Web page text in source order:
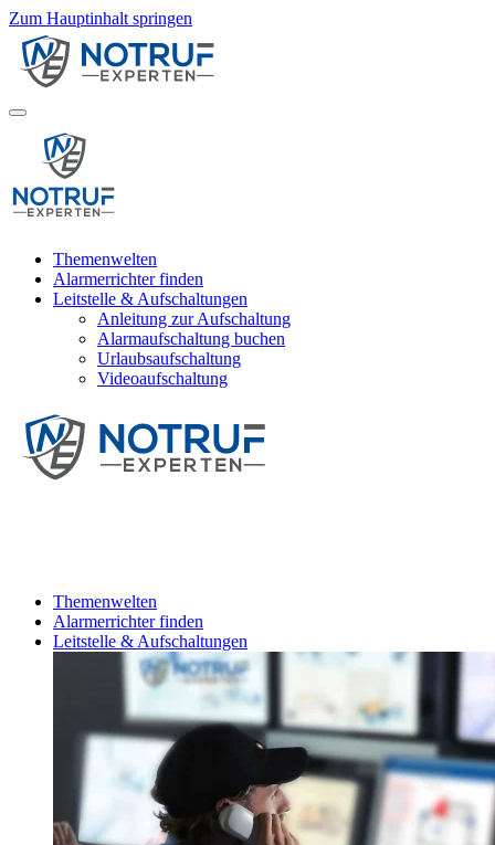
Zum Hauptinhalt springen
Themenwelten
Alarmerrichter finden
Leitstelle & Aufschaltungen
Anleitung zur Aufschaltung
Alarmaufschaltung buchen
Urlaubsaufschaltung
Videoaufschaltung
Themenwelten
Alarmerrichter finden
Leitstelle & Aufschaltungen